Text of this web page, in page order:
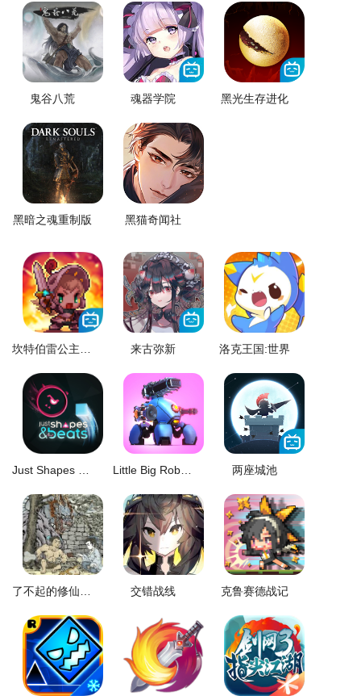
鬼谷八荒 魂器学院 黑光生存进化
黑暗之魂重制版 黑猫奇闻社
坎特伯雷公主与骑士唤醒冠军之剑的奇幻冒险 来古弥新 洛克王国:世界
Just Shapes and Beats Little Big Robots 两座城池
了不起的修仙模拟器 交错战线 克鲁赛德战记